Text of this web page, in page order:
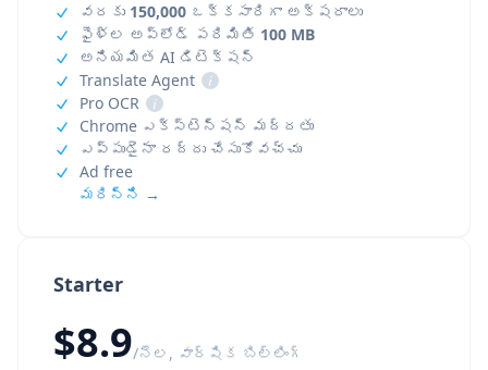
Starter
$8.9/నెల, వార్షిక బిల్లింగ్
వరకు 150,000 ఒక్కసారిగా అక్షరాలు
ఫైళ్ల అప్‌లోడ్ పరిమితి 100 MB
అనియమిత AI డిటెక్షన్
Translate Agent
i
Pro OCR
i
Chrome ఎక్స్‌టెన్షన్ మద్దతు
ఎప్పుడైనా రద్దు చేసుకోవచ్చు
Ad free
మరిన్ని →